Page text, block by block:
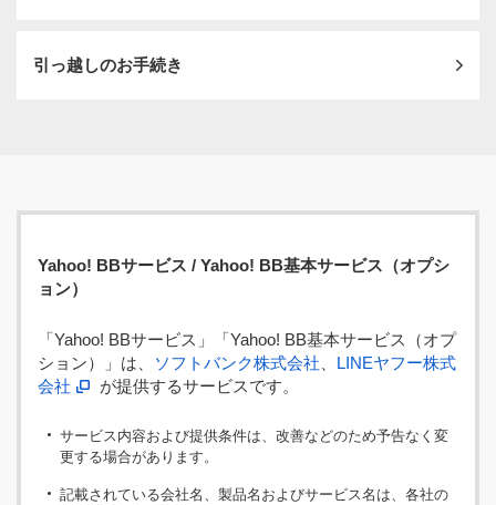
引っ越しのお手続き
Yahoo! BBサービス / Yahoo! BB基本サービス（オプシ
ョン）
「Yahoo! BBサービス」「Yahoo! BB基本サービス（オプ
ション）」は、
ソフトバンク株式会社
LINEヤフー株式
会社
が提供するサービスです。
サービス内容および提供条件は、改善などのため予告なく変
更する場合があります。
記載されている会社名、製品名およびサービス名は、各社の